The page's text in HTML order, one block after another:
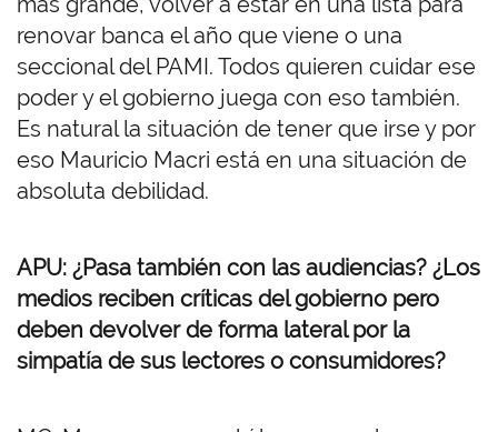
renovar banca el año que viene o una
seccional del PAMI. Todos quieren cuidar ese
poder y el gobierno juega con eso también.
Es natural la situación de tener que irse y por
eso Mauricio Macri está en una situación de
absoluta debilidad.
APU: ¿Pasa también con las audiencias? ¿Los
medios reciben críticas del gobierno pero
deben devolver de forma lateral por la
simpatía de sus lectores o consumidores?